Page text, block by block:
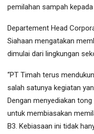
pemilahan sampah kepada
Departement Head
Siahaan mengatakan
dimulai dari lingkungan
“PT Timah terus
salah satunya kegiatan
Dengan menyediakan
untuk membiasakan
B3. Kebiasaan ini tidak